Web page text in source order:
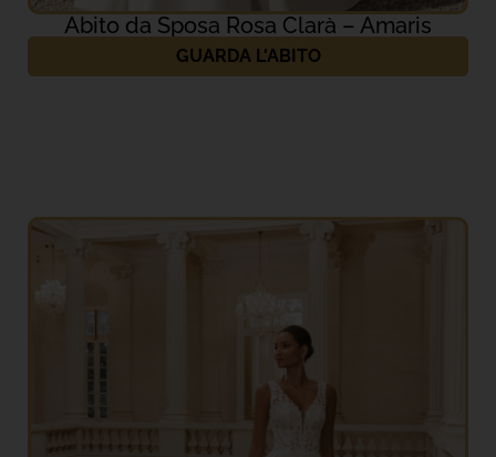
Abito da Sposa Rosa Clarà – Amaris
GUARDA L'ABITO